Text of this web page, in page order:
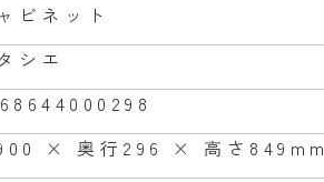
ビネット
シエ
× 奥行296 × 高さ849mm